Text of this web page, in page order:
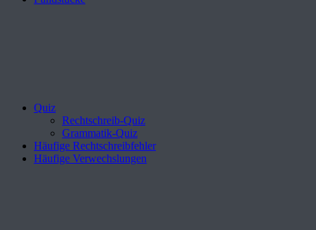
Quiz
Rechtschreib-Quiz
Grammatik-Quiz
Häufige Rechtschreibfehler
Häufige Verwechslungen